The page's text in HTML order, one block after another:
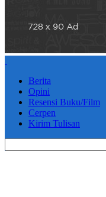
Berita
Opini
Resensi Buku/Film
Cerpen
Kirim Tulisan